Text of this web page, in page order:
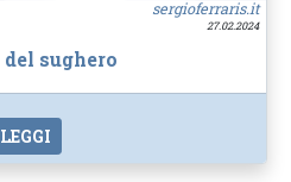
sergioferraris.it
27.02.2024
sughero
LEGGI